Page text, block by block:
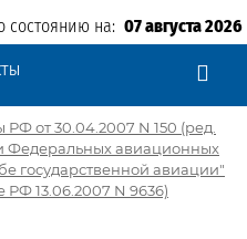
состоянию на: 07 августа 2026
от 30.04.2007 N 150 (ред.
Федеральных авиационных
государственной авиации"
13.06.2007 N 9636)